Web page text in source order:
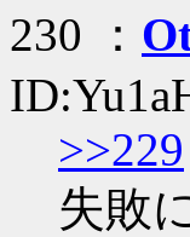
230 ：
>>229
失敗